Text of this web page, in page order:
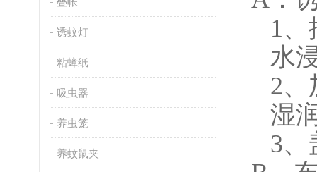
诱蚊灯
粘蟑纸
吸虫器
养虫笼
养蚊鼠夹
1、
水
2、
湿
3、